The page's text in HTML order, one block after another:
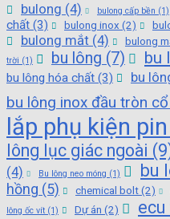
bulong (4) bulong cấp bền (1)
chất (3) bulong inox (2)
bulong mắt (4) bulong
trời (1) bu lông (7) bu
bu lông hóa chất (3) bu
bu lông inox đầu tròn
lắp phụ kiện
lông lục giác ngoài
(4)
Bu lông neo móng (1) bu
hồng (5) chemical bolt (2)
lông ốc vít (1) Dự án (2) ecu